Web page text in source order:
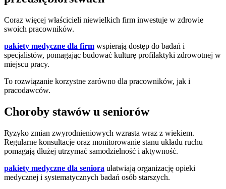
Coraz więcej właścicieli niewielkich firm inwestuje w zdrowie
swoich pracowników.
pakiety medyczne dla firm wspierają dostęp do badań i
specjalistów, pomagając budować kulturę profilaktyki zdrowotnej w
miejscu pracy.
To rozwiązanie korzystne zarówno dla pracowników, jak i
pracodawców.
Choroby stawów u seniorów
Ryzyko zmian zwyrodnieniowych wzrasta wraz z wiekiem.
Regularne konsultacje oraz monitorowanie stanu układu ruchu
pomagają dłużej utrzymać samodzielność i aktywność.
pakiety medyczne dla seniora ułatwiają organizację opieki
medycznej i systematycznych badań osób starszych.